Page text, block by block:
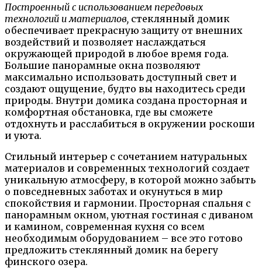
Построенный с использованием передовых
технологий и материалов, стеклянный домик
обеспечивает прекрасную защиту от внешних
воздействий и позволяет наслаждаться
окружающей природой в любое время года.
Большие панорамные окна позволяют
максимально использовать доступный свет и
создают ощущение, будто вы находитесь среди
природы. Внутри домика создана просторная и
комфортная обстановка, где вы сможете
отдохнуть и расслабиться в окружении роскоши
и уюта.
Стильный интерьер с сочетанием натуральных
материалов и современных технологий создает
уникальную атмосферу, в которой можно забыть
о повседневных заботах и окунуться в мир
спокойствия и гармонии. Просторная спальня с
панорамным окном, уютная гостиная с диваном
и камином, современная кухня со всем
необходимым оборудованием – все это готово
предложить стеклянный домик на берегу
финского озера.